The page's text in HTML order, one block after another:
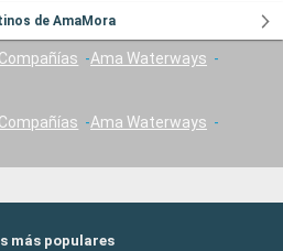
de AmaMora
Compañías
Ama Waterways
Compañías
Ama Waterways
más populares